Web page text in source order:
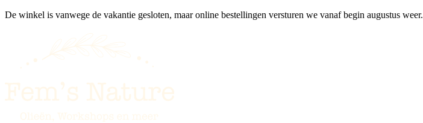
De winkel is vanwege de vakantie gesloten, maar online bestellingen versturen we vanaf begin augustus weer.